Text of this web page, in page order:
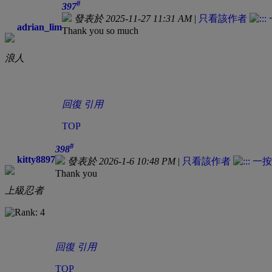
adrian_lim
浪人
397#
發表於 2025-11-27 11:31 AM| 只看該作者
Thank you so much
回復 引用
TOP
kitty8897
上級忍者
398#
發表於 2026-1-6 10:48 PM| 只看該作者
Thank you
回復 引用
TOP